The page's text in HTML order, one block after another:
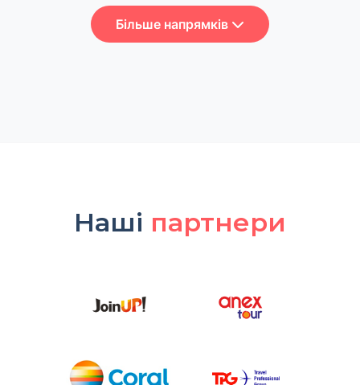
Більше напрямків
Наші партнери